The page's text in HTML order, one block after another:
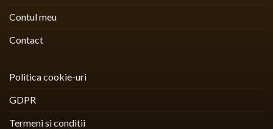
Contul meu
Contact
Politica cookie-uri
GDPR
Termeni si conditii